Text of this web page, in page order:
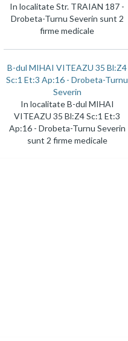
In localitate Str. TRAIAN 187 -
Drobeta-Turnu Severin sunt 2
firme medicale
B-dul MIHAI VITEAZU 35 Bl:Z4
Sc:1 Et:3 Ap:16 - Drobeta-Turnu
Severin
In localitate B-dul MIHAI
VITEAZU 35 Bl:Z4 Sc:1 Et:3
Ap:16 - Drobeta-Turnu Severin
sunt 2 firme medicale